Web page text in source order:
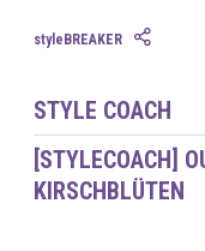
styleBREAKER
STYLE COACH
[STYLECOACH]
KIRSCHBLÜTEN